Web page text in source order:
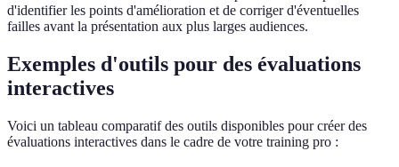
d'identifier les points d'amélioration et de corriger d'éventuelles
failles avant la présentation aux plus larges audiences.
Exemples d'outils pour des évaluations
interactives
Voici un tableau comparatif des outils disponibles pour créer des
évaluations interactives dans le cadre de votre training pro :